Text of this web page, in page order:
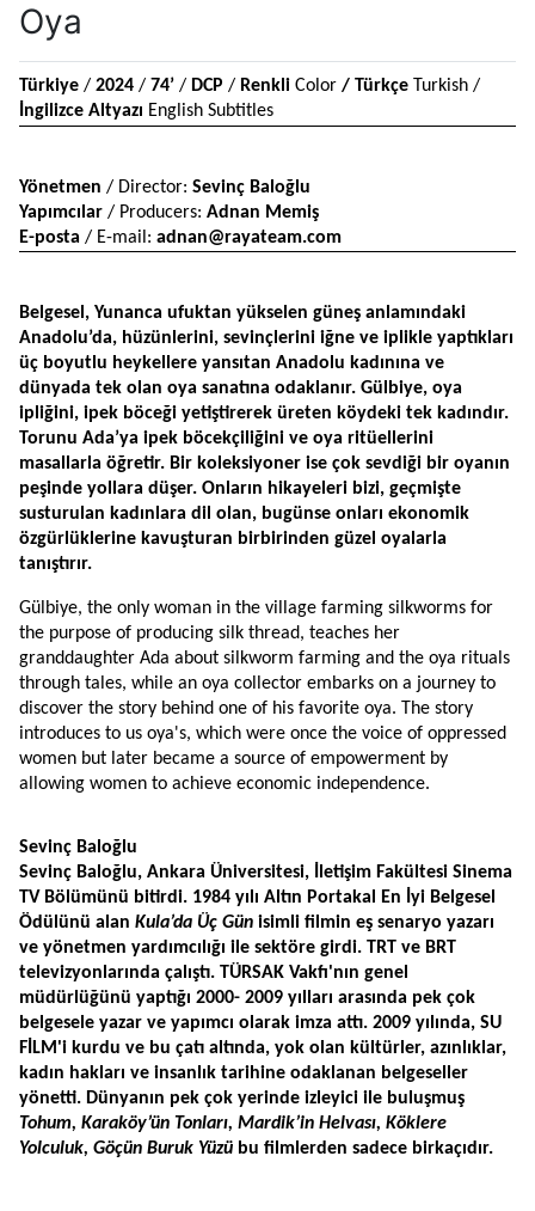
Oya
Türkiye / 2024 / 74’ / DCP / Renkli Color / Türkçe
İngilizce Altyazı English Subtitles
Yönetmen / Director: Sevinç Baloğlu
Yapımcılar / Producers: Adnan Memiş
E-posta / E-mail: adnan@rayateam.com
Belgesel, Yunanca ufuktan yükselen güneş anlamındaki
Anadolu’da, hüzünlerini, sevinçlerini iğne ve iplikle yaptıkları
üç boyutlu heykellere yansıtan Anadolu kadınına ve
dünyada tek olan oya sanatına odaklanır. Gülbiye, oya
ipliğini, ipek böceği yetiştirerek üreten köydeki tek kadındır.
Torunu Ada’ya ipek böcekçiliğini ve oya ritüellerini
masallarla öğretir. Bir koleksiyoner ise çok sevdiği bir oyanın
peşinde yollara düşer. Onların hikayeleri bizi, geçmişte
susturulan kadınlara dil olan, bugünse onları ekonomik
özgürlüklerine kavuşturan birbirinden güzel oyalarla
tanıştırır.
Gülbiye, the only woman in the village farming silkworms for
the purpose of producing silk thread, teaches her
granddaughter Ada about silkworm farming and the oya rituals
through tales, while an oya collector embarks on a journey to
discover the story behind one of his favorite oya. The story
introduces to us oya's, which were once the voice of oppressed
women but later became a source of empowerment by
allowing women to achieve economic independence.
Sevinç Baloğlu
Sevinç Baloğlu, Ankara Üniversitesi, İletişim Fakültesi Sinema
TV Bölümünü bitirdi. 1984 yılı Altın Portakal En İyi Belgesel
Ödülünü alan Kula’da Üç Gün isimli filmin eş senaryo yazarı
ve yönetmen yardımcılığı ile sektöre girdi. TRT ve BRT
televizyonlarında çalıştı. TÜRSAK Vakfı'nın genel
müdürlüğünü yaptığı 2000- 2009 yılları arasında pek çok
belgesele yazar ve yapımcı olarak imza attı. 2009 yılında, SU
FİLM'i kurdu ve bu çatı altında, yok olan kültürler, azınlıklar,
kadın hakları ve insanlık tarihine odaklanan belgeseller
Tohum, Karaköy’ün Tonları, Mardik’in Helvası, Köklere
Yolculuk, Göçün Buruk Yüzü bu filmlerden sadece birkaçıdır.